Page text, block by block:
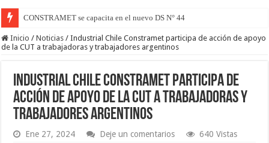
CONSTRAMET se capacita en el nuevo DS N° 44 para defender
Inicio / Noticias / Industrial Chile Constramet participa de acción de apoyo
de la CUT a trabajadoras y trabajadores argentinos
Industrial Chile Constramet participa de
acción de apoyo de la CUT a trabajadoras y
trabajadores argentinos
Ene 27, 2024 Deje un comentarios 640 Vistas